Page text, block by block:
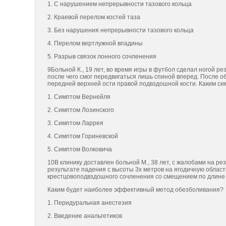
1. С нарушением непрерывности тазового кольца
2. Краевой перелом костей таза
3. Без нарушения непрерывности тазового кольца
4. Перелом вертлужной впадины
5. Разрыв связок лонного сочленения
9Больной К., 19 лет, во время игры в футбол сделал ногой
после чего смог передвигаться лишь спиной вперед. После
передней верхней ости правой подвздошной кости. Каким
1. Симптом Вернейля
2. Симптом Лозинского
3. Симптом Ларрея
4. Симптом Гориневской
5. Симптом Волковича
10В клинику доставлен больной М., 38 лет, с жалобами на
результате падения с высоты 3х метров на ягодичную
крестцовоподвздошного сочленения со смещением по
Каким будет наиболее эффективный метод обезболивания?
1. Перидуральная анестезия
2. Введение анальгетиков